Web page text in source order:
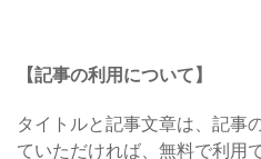
【記事の利用について】
タイトルと記事文章は、記事
ていただければ、無料で利用